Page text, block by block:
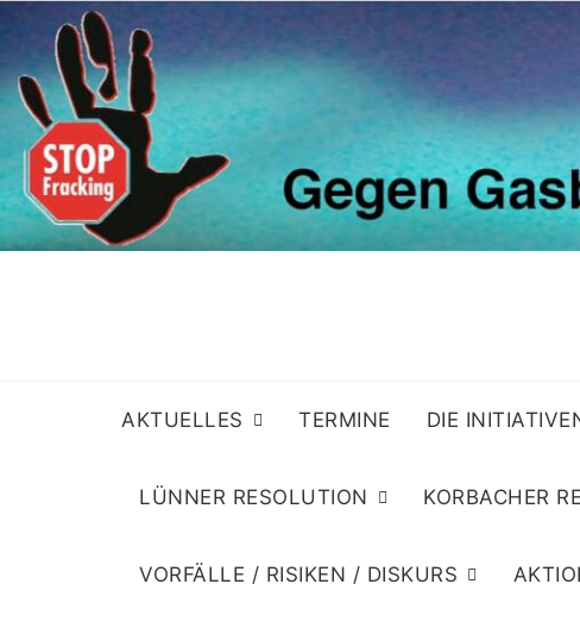
content
AKTUELLES TERMINE DIE
LÜNNER RESOLUTION KORBACHER
VORFÄLLE / RISIKEN / DISKURS